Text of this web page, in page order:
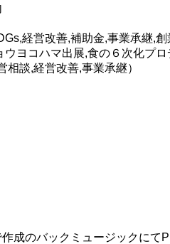
経営改善,補助金,事業承継,創
ウヨコハマ出展,食の６次化プ
談,経営改善,事業承継）
成のバックミュージックにて